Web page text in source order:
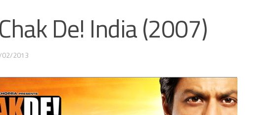
De! India (2007)
02/2013